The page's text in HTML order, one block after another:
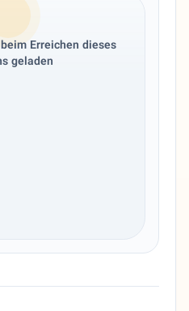
Erreichen dieses
geladen